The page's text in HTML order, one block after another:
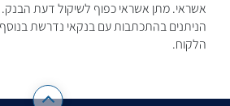
אשראי. מתן אשראי כפוף לשיקול דעת
הניתנים בהתכתבות עם בנקאי נדרשת
הלקוח.